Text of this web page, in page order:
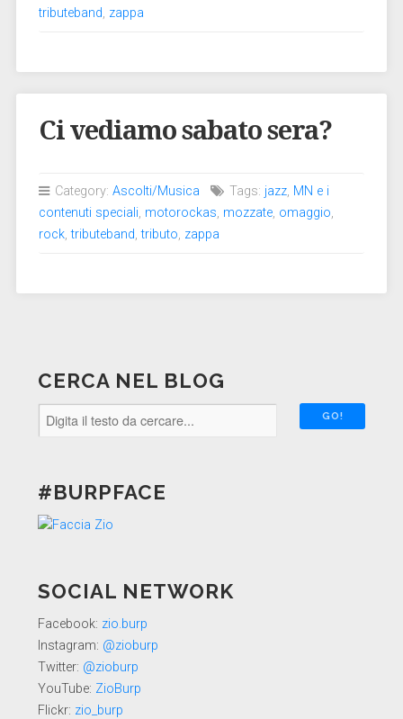
tributeband, zappa
Ci vediamo sabato sera?
Category: Ascolti/Musica Tags: jazz, MN e i
contenuti speciali, motorockas, mozzate, omaggio,
rock,tributeband,tributo, zappa
CERCA NEL BLOG
#BURPFACE
SOCIAL NETWORK
Facebook: zio.burp
Instagram: @zioburp
Twitter: @zioburp
YouTube: ZioBurp
Flickr: zio_burp